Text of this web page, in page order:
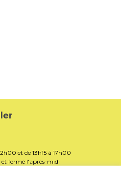
et de 13h15 à 17h00
fermé l'après-midi